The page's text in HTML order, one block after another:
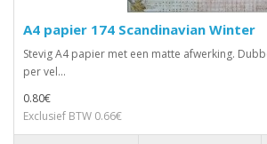
A4 papier 174 Scandinavian Winter
Stevig A4 papier met een matte afwerking.
per vel...
0.80€
Exclusief BTW 0.66€